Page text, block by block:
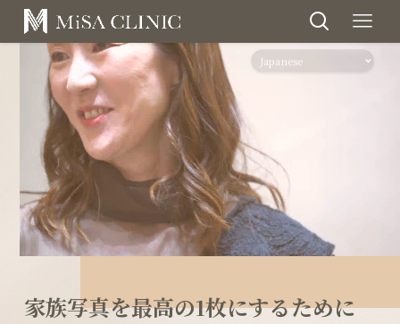
家族写真を最高の1枚にするために